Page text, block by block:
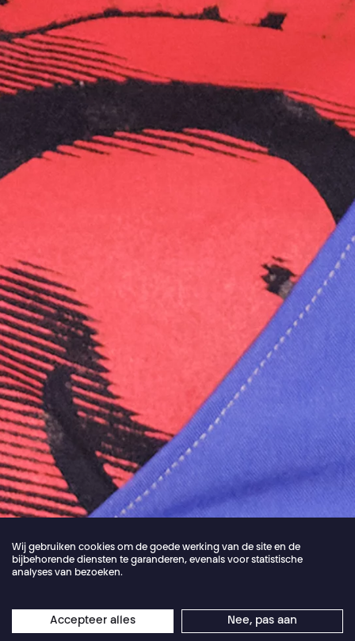
Jordan Core
Wij gebruiken cookies om de goede werking van de site en de
bijbehorende diensten te garanderen, evenals voor statistische
analyses van bezoeken.
Accepteer alles Nee, pas aan